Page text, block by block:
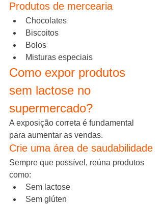
Produtos de mercearia
Chocolates
Biscoitos
Bolos
Misturas especiais
Como expor produtos
sem lactose no
supermercado?
A exposição correta é fundamental
para aumentar as vendas.
Crie uma área de saudabilidade
Sempre que possível, reúna produtos
como:
Sem lactose
Sem glúten